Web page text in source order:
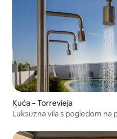
Kuća – Torrevieja
Luksuzna vila s pogledom na